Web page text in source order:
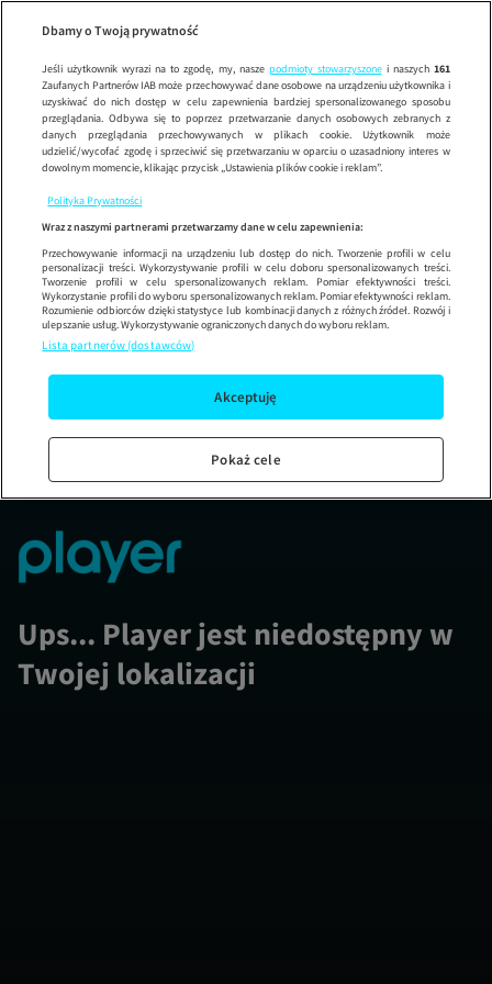
Wypróbuj aplikację mobilną
Korzystaj z łatwiejszej nawigacji i ciesz się szybszym
Ups... Player jest niedostępny w
Twojej lokalizacji
Dbamy o Twoją prywatność
Jeśli użytkownik wyrazi na to zgodę, my, nasze podmioty stowarzyszonei naszych 161
Zaufanych Partnerów IAB może przechowywać dane osobowe na urządzeniu użytkownika i
uzyskiwać do nich dostęp w celu zapewnienia bardziej spersonalizowanego sposobu
przeglądania. Odbywa się to poprzez przetwarzanie danych osobowych zebranych z
danych przeglądania przechowywanych w plikach cookie. Użytkownik może
udzielić/wycofać zgodę i sprzeciwić się przetwarzaniu w oparciu o uzasadniony interes w
dowolnym momencie, klikając przycisk „Ustawienia plików cookie i reklam”.
Polityka Prywatności
Wraz z naszymi partnerami przetwarzamy dane w celu zapewnienia:
Przechowywanie informacji na urządzeniu lub dostęp do nich. Tworzenie profili w celu
personalizacji treści. Wykorzystywanie profili w celu doboru spersonalizowanych treści.
Tworzenie profili w celu spersonalizowanych reklam. Pomiar efektywności treści.
Wykorzystanie profili do wyboru spersonalizowanych reklam. Pomiar efektywności reklam.
Rozumienie odbiorców dzięki statystyce lub kombinacji danych z różnych źródeł. Rozwój i
ulepszanie usług. Wykorzystywanie ograniczonych danych do wyboru reklam.
Lista partnerów (dostawców)
Akceptuję
Pokaż cele